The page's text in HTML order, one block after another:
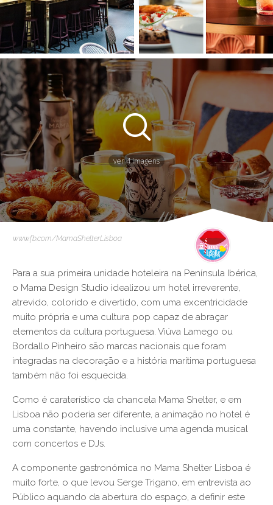
ver 4 imagens
www.fb.com/MamaShelterLisboa
Para a sua primeira unidade hoteleira na Península Ibérica,
o Mama Design Studio idealizou um hotel irreverente,
atrevido, colorido e divertido, com uma excentricidade
muito própria e uma cultura pop capaz de abraçar
elementos da cultura portuguesa. Viúva Lamego ou
Bordallo Pinheiro são marcas nacionais que foram
integradas na decoração e a história marítima portuguesa
também não foi esquecida.
Como é caraterístico da chancela Mama Shelter, e em
Lisboa não poderia ser diferente, a animação no hotel é
uma constante, havendo inclusive uma agenda musical
com concertos e DJs.
A componente gastronómica no Mama Shelter Lisboa é
muito forte, o que levou Serge Trigano, em entrevista ao
Público aquando da abertura do espaço, a definir este